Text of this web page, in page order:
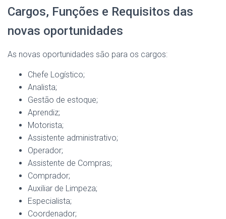
Cargos, Funções e Requisitos das
novas oportunidades
As novas oportunidades são para os cargos:
Chefe Logístico;
Analista;
Gestão de estoque;
Aprendiz;
Motorista;
Assistente administrativo;
Operador;
Assistente de Compras;
Comprador;
Auxiliar de Limpeza;
Especialista;
Coordenador;